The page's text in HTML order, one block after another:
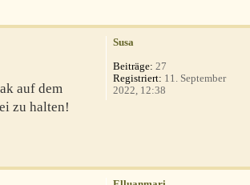
auf dem
zu halten!
Susa
Beiträge: 27
Registriert: 11. September
2022, 12:38